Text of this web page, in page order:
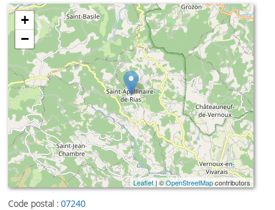
+
−
Leaflet| ©OpenStreetMapcontributors
Code postal : 07240